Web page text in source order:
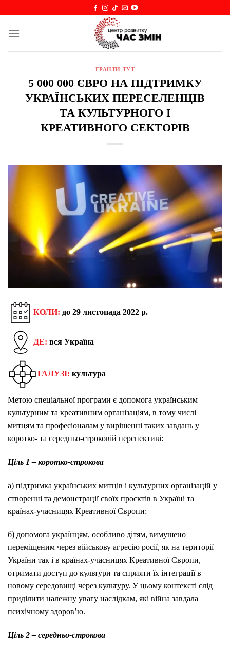
content
ГРАНТИ ТУТ
5 000 000 ЄВРО НА ПІДТРИМКУ
УКРАЇНСЬКИХ ПЕРЕСЕЛЕНЦІВ
ТА КУЛЬТУРНОГО І
КРЕАТИВНОГО СЕКТОРІВ
КОЛИ: до 29 листопада 2022 р.
ДЕ: вся Україна
ГАЛУЗІ: культура
Метою спеціальної програми є допомога українським
культурним та креативним організаціям, в тому числі
митцям та професіоналам у вирішенні таких завдань у
коротко- та середньо-строковій перспективі:
Ціль 1 – коротко-строкова
а) підтримка українських митців і культурних організацій у
створенні та демонстрації своїх проєктів в Україні та
країнах-учасницях Креативної Європи;
б) допомога українцям, особливо дітям, вимушено
переміщеним через військову агресію росії, як на території
України так і в країнах-учасницях Креативної Європи,
отримати доступ до культури та сприяти їх інтеграції в
новому середовищі через культуру. У цьому контексті слід
приділити належну увагу наслідкам, які війна завдала
психічному здоров’ю.
Ціль 2 – середньо-строкова